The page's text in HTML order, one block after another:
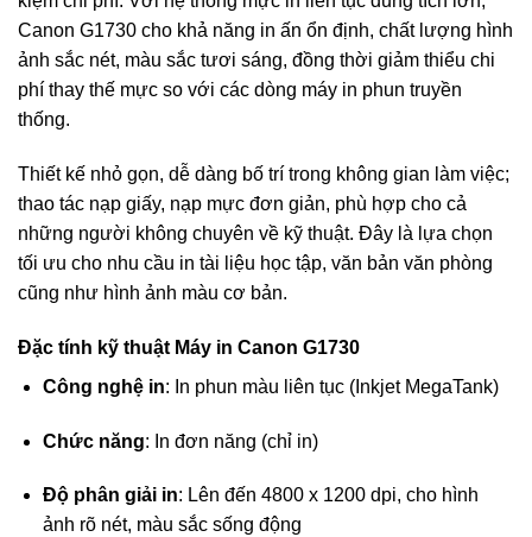
Canon G1730 cho khả năng in ấn ổn định, chất lượng hình
ảnh sắc nét, màu sắc tươi sáng, đồng thời giảm thiểu chi
phí thay thế mực so với các dòng máy in phun truyền
thống.
Thiết kế nhỏ gọn, dễ dàng bố trí trong không gian làm việc;
thao tác nạp giấy, nạp mực đơn giản, phù hợp cho cả
những người không chuyên về kỹ thuật. Đây là lựa chọn
tối ưu cho nhu cầu in tài liệu học tập, văn bản văn phòng
cũng như hình ảnh màu cơ bản.
Đặc tính kỹ thuật Máy in Canon G1730
Công nghệ in: In phun màu liên tục (Inkjet MegaTank)
Chức năng: In đơn năng (chỉ in)
Độ phân giải in: Lên đến 4800 x 1200 dpi, cho hình
ảnh rõ nét, màu sắc sống động